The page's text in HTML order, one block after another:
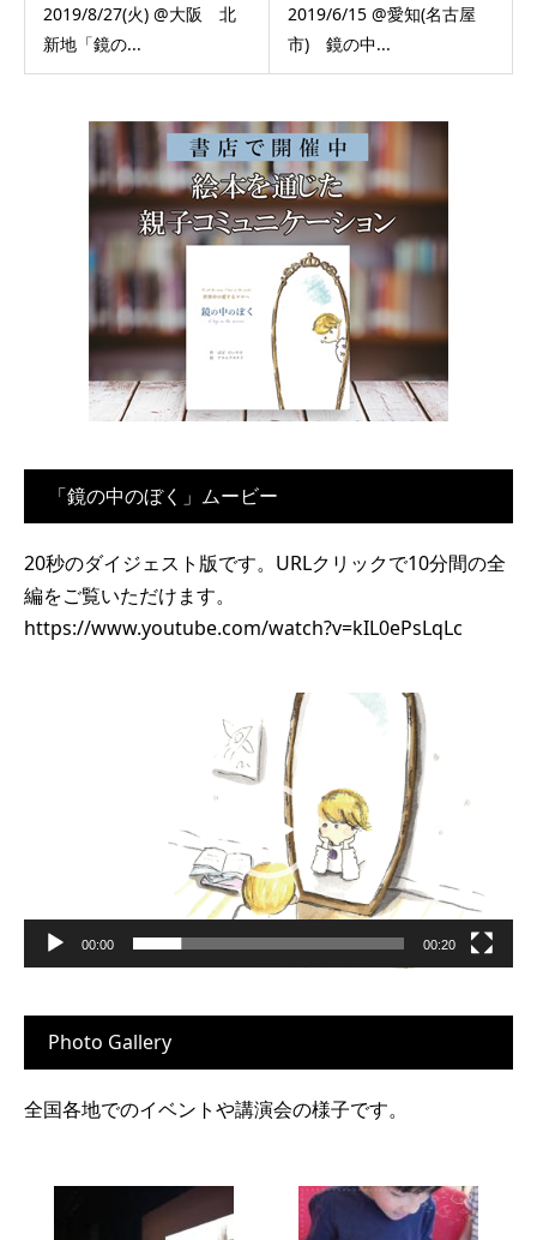
2019/8/27(火) @大阪 北
新地「鏡の...
2019/6/15 @愛知(名古屋
市) 鏡の中...
「鏡の中のぼく」ムービー
20秒のダイジェスト版です。URLクリックで10分間の全
編をご覧いただけます。
https://www.youtube.com/watch?v=kIL0ePsLqLc
00:00 00:20
Photo Gallery
全国各地でのイベントや講演会の様子です。